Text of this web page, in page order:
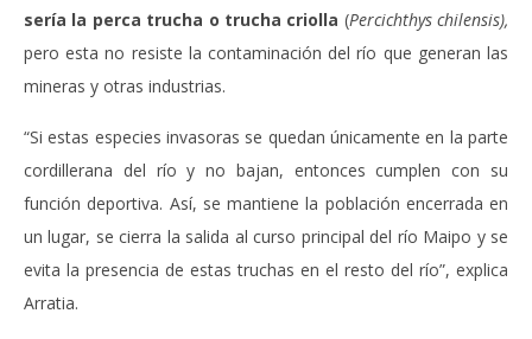
sería la perca trucha o trucha criolla (Percichthys chilensis),
pero esta no resiste la contaminación del río que generan las
mineras y otras industrias.
“Si estas especies invasoras se quedan únicamente en la parte
cordillerana del río y no bajan, entonces cumplen con su
función deportiva. Así, se mantiene la población encerrada en
un lugar, se cierra la salida al curso principal del río Maipo y se
evita la presencia de estas truchas en el resto del río”, explica
Arratia.